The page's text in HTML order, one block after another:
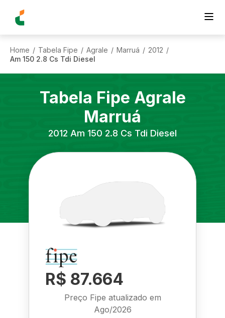
Home / Tabela Fipe / Agrale / Marruá / 2012 /
Am 150 2.8 Cs Tdi Diesel
Tabela Fipe Agrale
Marruá
2012 Am 150 2.8 Cs Tdi Diesel
R$ 87.664
Preço Fipe atualizado em
Ago/2026